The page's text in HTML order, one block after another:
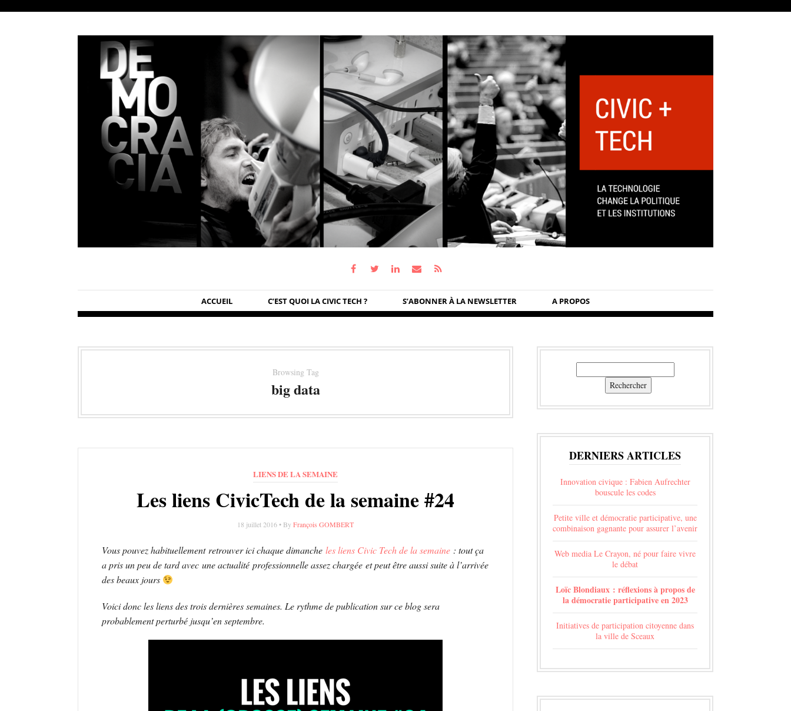
ACCUEIL C’EST QUOI LA CIVIC TECH ? S’ABONNER À LA NEWSLETTER A PROPOS
Browsing Tag
big data
LIENS DE LA SEMAINE
Les liens CivicTech de la semaine #24
18 juillet 2016 • By François GOMBERT
Vous pouvez habituellement retrouver ici chaque dimanche les liens Civic Tech de la semaine : tout ça
a pris un peu de tard avec une actualité professionnelle assez chargée et peut être aussi suite à l’arrivée
des beaux jours
Voici donc les liens des trois dernières semaines. Le rythme de publication sur ce blog sera
probablement perturbé jusqu’en septembre.
Rechercher
DERNIERS ARTICLES
Innovation civique : Fabien Aufrechter
bouscule les codes
Petite ville et démocratie participative, une
combinaison gagnante pour assurer l’avenir
Web media Le Crayon, né pour faire vivre
le débat
Loïc Blondiaux : réflexions à propos de
la démocratie participative en 2023
Initiatives de participation citoyenne dans
la ville de Sceaux